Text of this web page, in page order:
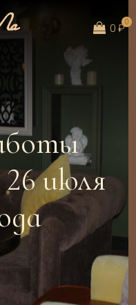
0
0 ₽
июля